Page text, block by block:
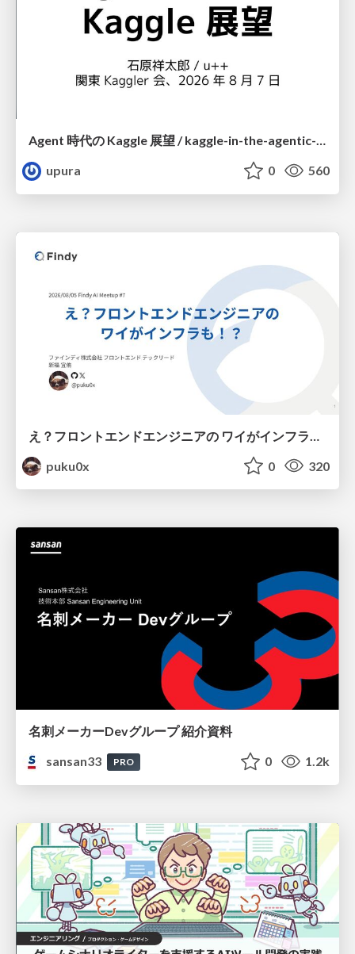
Agent 時代の Kaggle 展望 / kaggle-in-the-agentic-era
upura
0 560
puku0x
0 320
名刺メーカーDevグループ 紹介資料
sansan33
PRO 0 1.2k